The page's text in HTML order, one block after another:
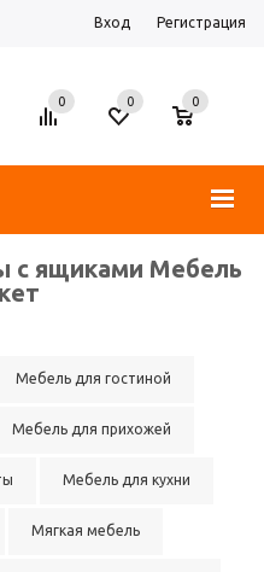
Вход Регистрация
0 0
0
с ящиками Мебель
Мебель для гостиной
Мебель для прихожей
Мебель для кухни
Мягкая мебель